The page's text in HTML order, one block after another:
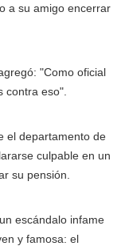
a su amigo encerrar
"Como oficial
contra eso".
el departamento de
culpable en un
su pensión.
escándalo infame
y famosa: el